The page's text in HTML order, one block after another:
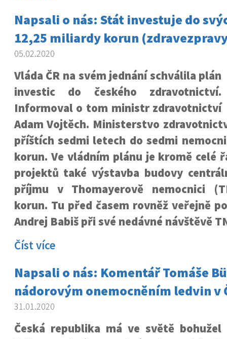
Napsali o nás: Stát investuje do
12,25 miliardy korun
05.02.2020
Vláda ČR na svém jednání schválila plán
investic do českého zdravotnictví.
Informoval o tom ministr zdravotnictví
Adam Vojtěch. Ministerstvo
příštích sedmi letech do sedmi
korun. Ve vládním plánu je kromě celé
projektů také výstavba budovy
příjmu v Thomayerově nemocnici
korun. Tu před časem rovněž veřejně
Andrej Babiš při své nedávné návštěvě
Číst více
Napsali o nás: Komentář Tomáše
nádorovým onemocněním ledvin v
31.01.2020
Česká republika má ve světě bohužel